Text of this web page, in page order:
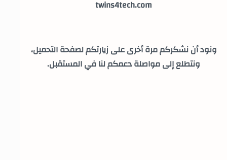
twins4tech.com
ونود أن نشكركم مرة أخرى على زيارتكم لصفحة التحميل،
ونتطلع إلى مواصلة دعمكم لنا في المستقبل.